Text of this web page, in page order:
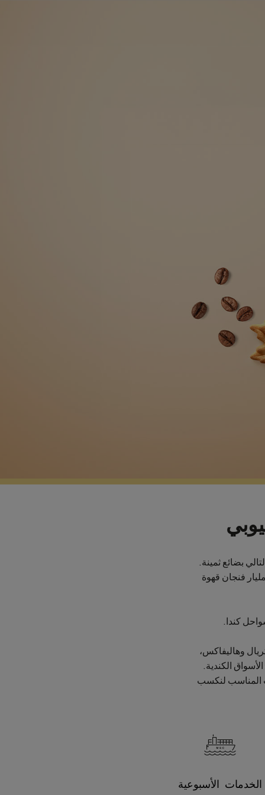
بضائع ثمينة.
تُقدر قيمة قطاع القهوة العالمي بأكثر من 100 مليار دولار أميركي، ويتم استهلاك حوالي 500 مليار فنجان قهوة
كندا.
وهاليفاكس،
الكندية.
المناسب لنكسب
الخدمات الأسبوعية